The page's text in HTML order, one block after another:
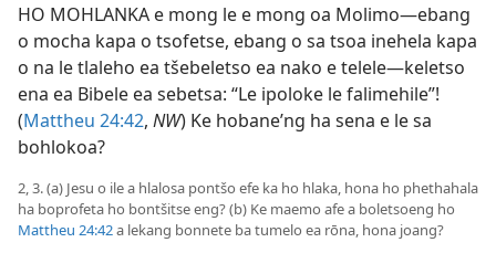
HO MOHLANKA e mong le e mong oa Molimo—ebang
o mocha kapa o tsofetse, ebang o sa tsoa inehela kapa
o na le tlaleho ea tšebeletso ea nako e telele—keletso
ena ea Bibele ea sebetsa: “Le ipoloke le falimehile”!
(Mattheu 24:42, NW) Ke hobane’ng ha sena e le sa
bohlokoa?
2, 3. (a) Jesu o ile a hlalosa pontšo efe ka ho hlaka, hona ho phethahala
ha boprofeta ho bontšitse eng? (b) Ke maemo afe a boletsoeng ho
Mattheu 24:42a lekang bonnete ba tumelo ea rōna, hona joang?